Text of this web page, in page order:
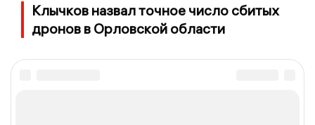
Клычков назвал точное число сбитых
дронов в Орловской области